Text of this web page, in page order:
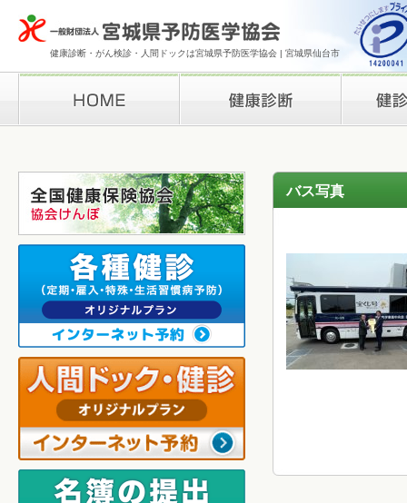
健康診断・がん検診・人間ドックは宮城県予防医学協会 | 宮城県仙台市
バス写真